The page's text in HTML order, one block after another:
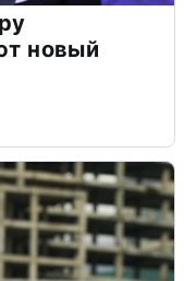
новый